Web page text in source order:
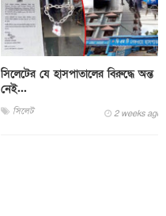
সিলেটের যে হাসপাতালের বিরুদ্ধে অন্ত
নেই...
সিলেট 2 weeks ago